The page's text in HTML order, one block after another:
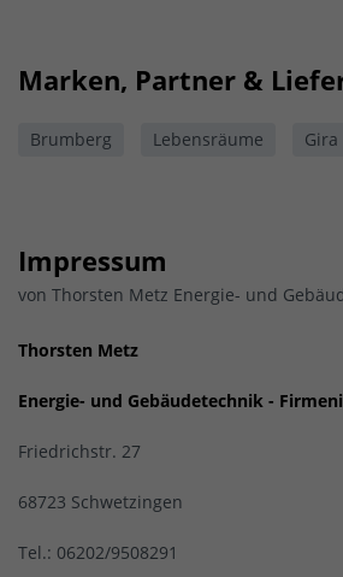
Marken, Partner &
Brumberg Lebensräume Gira
Impressum
von Thorsten Metz Energie- und
Thorsten Metz
Energie- und Gebäudetechnik -
Friedrichstr. 27
68723 Schwetzingen
Tel.: 06202/9508291